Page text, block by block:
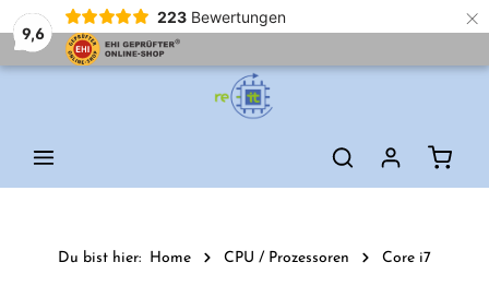
9,6
223 Bewertungen ×
Du bist hier: Home CPU / Prozessoren Core i7